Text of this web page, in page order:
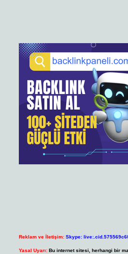
Reklam ve İletişim: Skype:
Yasal Uyarı: Bu internet sitesi, herhangi bir